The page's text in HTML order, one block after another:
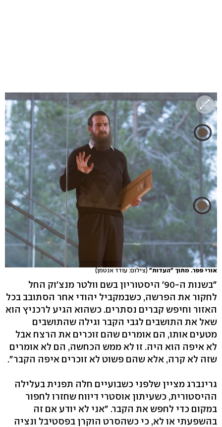
אורי פפר. מתוך "העדות"(צילום: עודד אנטמן)
"בשנות ה-90' היסטוריון בשם וולטר מנצ'וק החל
לחקור את הפרשה, כשבמקביל יהודי אחר הסתובב בכל
האזור וחיפש קברים נסתרים. כשהוא הגיע לרכניץ הוא
שאל את התושבים לגבי הקבר וגילה שהתושבים
מטעים אותו, הם אומרים שהם זוכרים את הרצח אבל
לא איפה הוא היה. זו לא ממש הכחשה, הם לא אומרים
שזה לא קרה, אלא שהם פשוט לא זוכרים איפה הקבר".
גרינברג מציין שלפני כשבועיים חלה תפנית בעלילה
ההיסטורית, כשעיתון אוסטרי דיווח שחזרו לחפור
במקום כדי לחפש את הקבר. "אני לא יודע אם זה
בהשפעתי או לא, כי כשהסרט הוקרן בפסטיבל ונציה